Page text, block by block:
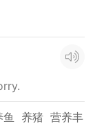
鱼 养猪 营养丰